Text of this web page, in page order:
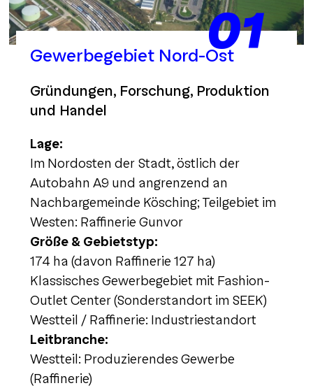
01
Gewerbegebiet Nord-Ost
Gründungen, Forschung, Produktion
und Handel
Lage:
Im Nordosten der Stadt, östlich der
Autobahn A9 und angrenzend an
Nachbargemeinde Kösching; Teilgebiet im
Westen: Raffinerie Gunvor
Größe & Gebietstyp:
174 ha (davon Raffinerie 127 ha)
Klassisches Gewerbegebiet mit Fashion-
Outlet Center (Sonderstandort im SEEK)
Westteil / Raffinerie: Industriestandort
Leitbranche:
Westteil: Produzierendes Gewerbe
(Raffinerie)